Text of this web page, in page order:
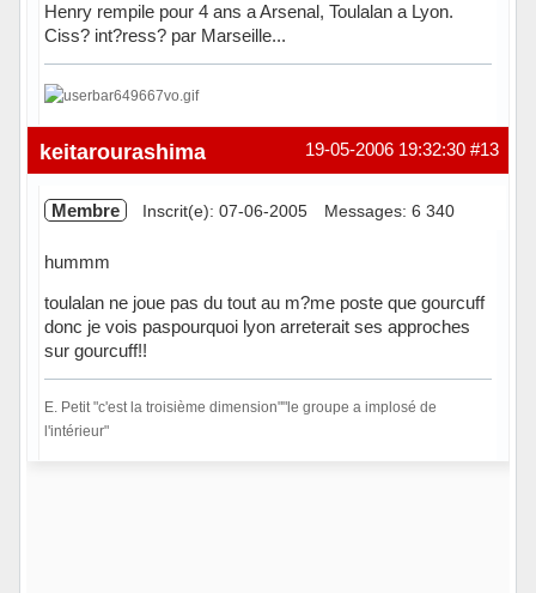
Henry rempile pour 4 ans a Arsenal, Toulalan a Lyon.
Ciss? int?ress? par Marseille...
Hors ligne #13
19-05-2006 19:32:30
keitarourashima
Membre Inscrit(e): 07-06-2005 Messages: 6 340
hummm
toulalan ne joue pas du tout au m?me poste que gourcuff
donc je vois paspourquoi lyon arreterait ses approches
sur gourcuff!!
E. Petit "c'est la troisième dimension""le groupe a implosé de
l'intérieur"